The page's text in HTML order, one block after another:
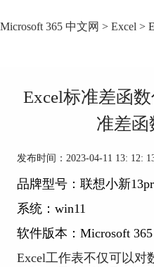
Microsoft 365 中文网 > Excel >
Excel标准差函
准差函
发布时间：2023-04-11 13: 12:
品牌型号：联想小新
系统：win11
软件版本：Microsoft 365
Excel工作表不仅可以对